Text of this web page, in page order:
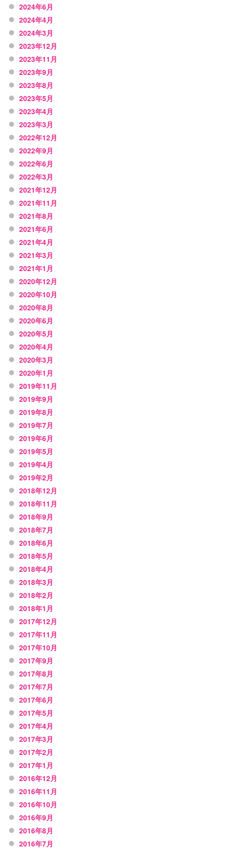
2024年6月
2024年4月
2024年3月
2023年12月
2023年11月
2023年9月
2023年8月
2023年5月
2023年4月
2023年3月
2022年12月
2022年9月
2022年6月
2022年3月
2021年12月
2021年11月
2021年8月
2021年6月
2021年4月
2021年3月
2021年1月
2020年12月
2020年10月
2020年8月
2020年6月
2020年5月
2020年4月
2020年3月
2020年1月
2019年11月
2019年9月
2019年8月
2019年7月
2019年6月
2019年5月
2019年4月
2019年2月
2018年12月
2018年11月
2018年9月
2018年7月
2018年6月
2018年5月
2018年4月
2018年3月
2018年2月
2018年1月
2017年12月
2017年11月
2017年10月
2017年9月
2017年8月
2017年7月
2017年6月
2017年5月
2017年4月
2017年3月
2017年2月
2017年1月
2016年12月
2016年11月
2016年10月
2016年9月
2016年8月
2016年7月